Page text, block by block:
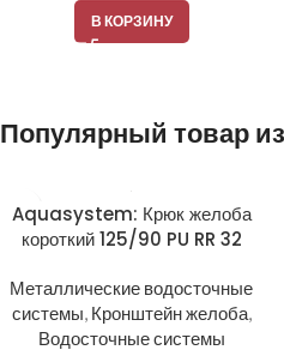
В КОРЗИНУ
Популярный товар
Aquasystem: Крюк желоба
короткий 125/90 PU RR 32
Металлические водосточные
системы, Кронштейн желоба,
Водосточные системы